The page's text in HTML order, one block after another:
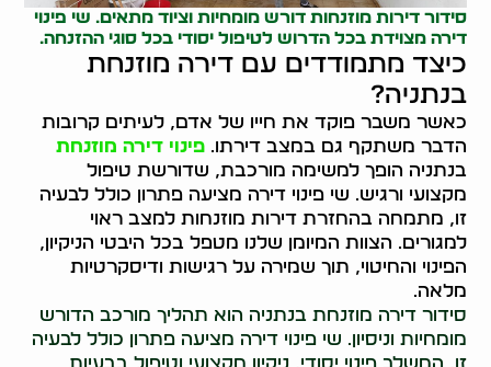
סידור דירות מוזנחות דורש מומחיות וציוד מתאים. שי פינוי
דירה מצוידת בכל הדרוש לטיפול יסודי בכל סוגי ההזנחה.
כיצד מתמודדים עם דירה מוזנחת
בנתניה?
כאשר משבר פוקד את חייו של אדם, לעיתים קרובות
הדבר משתקף גם במצב דירתו.פינוי דירה מוזנחת
בנתניה הופך למשימה מורכבת, שדורשת טיפול
מקצועי ורגיש. שי פינוי דירה מציעה פתרון כולל לבעיה
זו, מתמחה בהחזרת דירות מוזנחות למצב ראוי
למגורים. הצוות המיומן שלנו מטפל בכל היבטי הניקיון,
הפינוי והחיטוי, תוך שמירה על רגישות ודיסקרטיות
מלאה.
סידור דירה מוזנחת בנתניה הוא תהליך מורכב הדורש
מומחיות וניסיון. שי פינוי דירה מציעה פתרון כולל לבעיה
זו, המשלב פינוי יסודי, ניקיון מקצועי וטיפול בבעיות